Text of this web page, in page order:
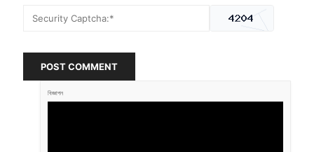
POST COMMENT
বিজ্ঞাপন